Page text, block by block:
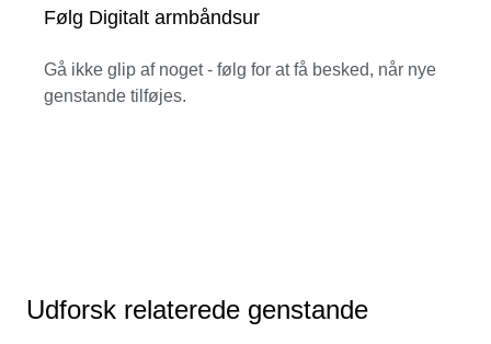
Følg Digitalt armbåndsur
Gå ikke glip af noget - følg for at få besked, når nye
genstande tilføjes.
Udforsk relaterede genstande